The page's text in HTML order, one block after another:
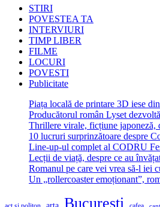
STIRI
POVESTEA TA
INTERVIURI
TIMP LIBER
FILME
LOCURI
POVESTI
Publicitate
Piața locală de printare 3D iese
Producătorul român Lyset
Thrillere virale, ficțiune japoneză,
10 lucruri surprinzătoare despre
Line-up-ul complet al CODRU
Lecții de viață, despre ce au
Romanul pe care vei vrea să-l iei
Un „rollercoaster emoționant”,
Bucuresti